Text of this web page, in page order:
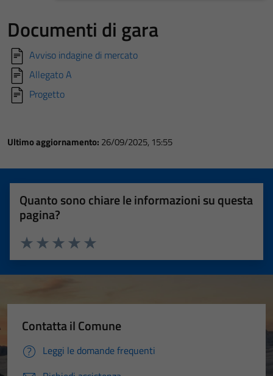
Documenti di gara
Avviso indagine di mercato
Allegato A
Progetto
Ultimo aggiornamento: 26/09/2025, 15:55
Quanto sono chiare le informazioni su questa
pagina?
Valuta 5 stelle su 5
Valuta 4 stelle su 5
Valuta 3 stelle su 5
Valuta 2 stelle su 5
Valuta 1 stelle su 5
Contatta il Comune
Leggi le domande frequenti